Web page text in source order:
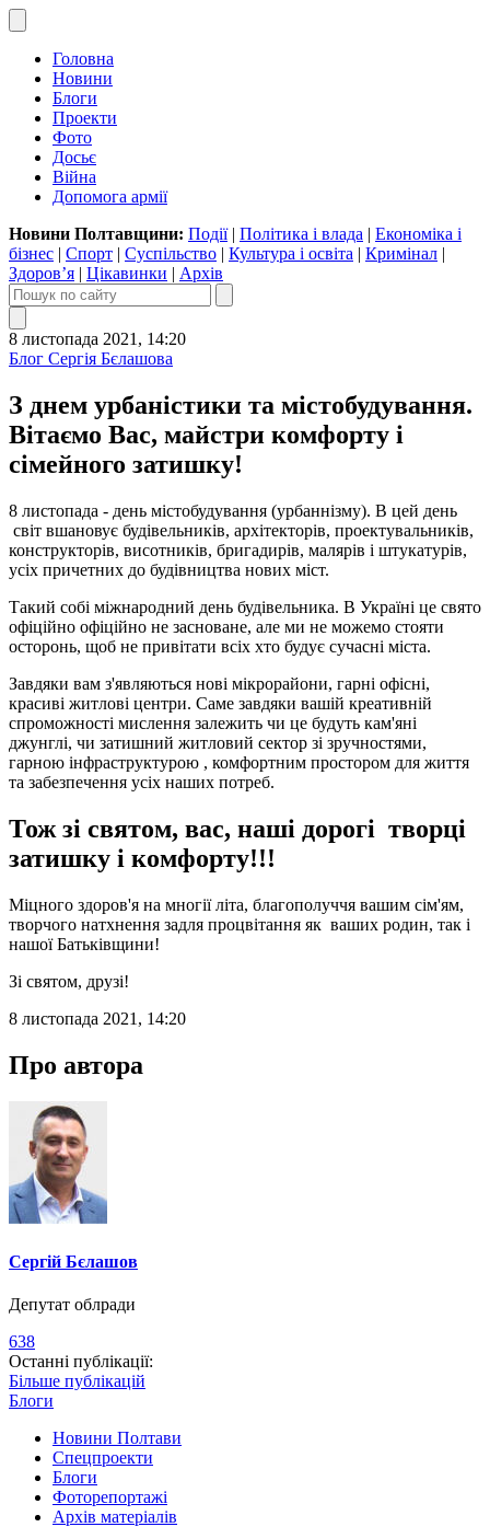
Головна
Новини
Блоги
Проекти
Фото
Досьє
Війна
Допомога армії
Новини Полтавщини: Події| Політика і влада | Економіка і
бізнес | Спорт | Суспільство | Культура і освіта | Кримінал |
Здоров’я | Цікавинки | Архів
8 листопада 2021, 14:20
Блог Сергія Бєлашова
З днем урбаністики та містобудування.
Вітаємо Вас, майстри комфорту і
сімейного затишку!
8 листопада - день містобудування (урбаннізму). В цей день
світ вшановує будівельників, архітекторів, проектувальників,
конструкторів, висотників, бригадирів, малярів і штукатурів,
усіх причетних до будівництва нових міст.
Такий собі міжнародний день будівельника. В Україні це свято
офіційно офіційно не засноване, але ми не можемо стояти
осторонь, щоб не привітати всіх хто будує сучасні міста.
Завдяки вам з'являються нові мікрорайони, гарні офісні,
красиві житлові центри. Саме завдяки вашій креативній
спроможності мислення залежить чи це будуть кам'яні
джунглі, чи затишний житловий сектор зі зручностями,
гарною інфраструктурою , комфортним простором для життя
та забезпечення усіх наших потреб.
Тож зі святом, вас, наші дорогі творці
затишку і комфорту!!!
Міцного здоров'я на многії літа, благополуччя вашим сім'ям,
творчого натхнення задля процвітання як ваших родин, так і
нашої Батьківщини!
Зі святом, друзі!
8 листопада 2021, 14:20
Про автора
Сергій Бєлашов
Депутат облради
638
Останні публікації:
Більше публікацій
Блоги
Новини Полтави
Спецпроекти
Блоги
Фоторепортажі
Архів матеріалів